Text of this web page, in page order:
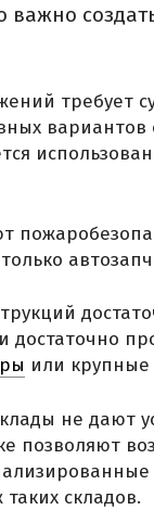
важно
требует
достаточно
или крупные
не дают
позволяют
складов.